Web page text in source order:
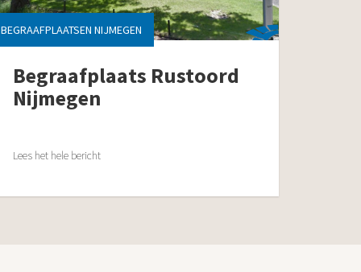
BEGRAAFPLAATSEN NIJMEGEN
Begraafplaats Rustoord
Nijmegen
Lees het hele bericht